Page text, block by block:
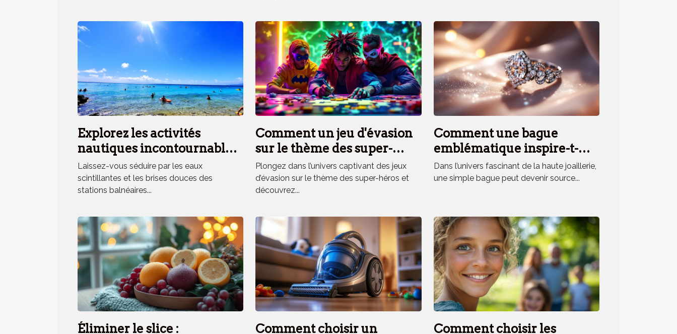
Explorez les activités
nautiques incontournables
en station balnéaire
méridionale
Laissez-vous séduire par les eaux
scintillantes et les brises douces des
stations balnéaires...
Comment un jeu d'évasion
sur le thème des super-
héros renforce la cohésion
d'équipe ?
Plongez dans l’univers captivant des jeux
d’évasion sur le thème des super-héros et
découvrez...
Comment une bague
emblématique inspire-t-
elle un parfum unique ?
Dans l’univers fascinant de la haute joaillerie,
une simple bague peut devenir source...
Éliminer le slice : Comment choisir un Comment choisir les